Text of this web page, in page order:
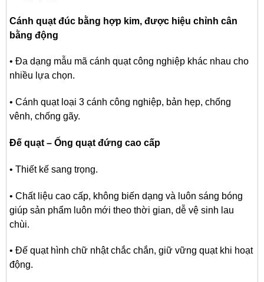
Cánh quạt đúc bằng hợp kim, được hiệu chỉnh cân
bằng động
• Đa dạng mẫu mã cánh quạt công nghiệp khác nhau cho
nhiều lựa chọn.
• Cánh quạt loại 3 cánh công nghiệp, bản hẹp, chống
vênh, chống gãy.
Đế quạt – Ống quạt đứng cao cấp
• Thiết kế sang trọng.
• Chất liệu cao cấp, không biến dạng và luôn sáng bóng
giúp sản phẩm luôn mới theo thời gian, dễ vệ sinh lau
chùi.
• Đế quạt hình chữ nhật chắc chắn, giữ vững quạt khi hoạt
động.